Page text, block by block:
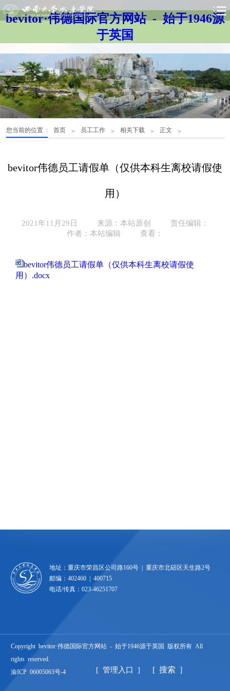
bevitor·伟德国际官方网站 - 始于1946源
于英国
您当前的位置 : 首页 > 员工工作 > 相关下载 > 正文 >
bevitor伟德员工请假单（仅供本科生离校请假使
用）
2021年11月29日 来源：本站原创
责任编辑：
作者：本站编辑
查看：
bevitor伟德员工请假单（仅供本科生离校请假使
用）.docx
地址：重庆市荣昌区公司路160号 | 重庆市北碚区天生路2号
邮编：402460 | 400715
电话/传真：023-46251707
Copyright bevitor·伟德国际官方网站 - 始于1946源于英国 版权所有 All
rights reserved.
渝ICP 06005063号-4 [ 管理入口 ] [ 搜索 ]